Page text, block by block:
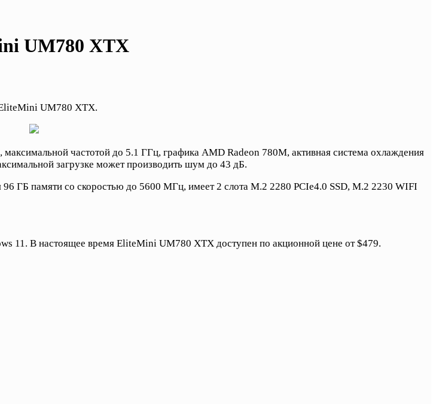
UM780 XTX
UM780 XTX.
частотой до 5.1 ГГц, графика AMD Radeon 780M, активная система охлаждения
загрузке может производить шум до 43 дБ.
ГБ памяти со скоростью до 5600 МГц, имеет 2 слота M.2 2280 PCIe4.0 SSD, M.2 2230 WIFI
11. В настоящее время EliteMini UM780 XTX доступен по акционной цене от $479.